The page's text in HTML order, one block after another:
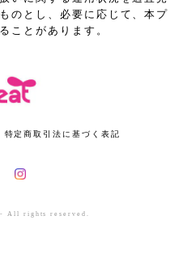
のとし、必要に応じて、本プ
ことがあります。
特定商取引法に基づく表記
All rights reserved.